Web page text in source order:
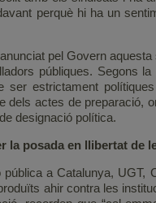
perquè hi ha un
pel Govern
públiques. Segons
estrictament
dels actes de preparació,
designació política.
la posada en llibertat de
a Catalunya, UGT,
ahir contra les